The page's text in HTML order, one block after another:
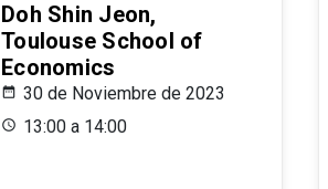
Doh Shin Jeon,
Toulouse School of
Economics
30 de Noviembre de 2023
13:00 a 14:00